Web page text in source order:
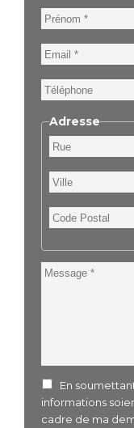
Prénom
Email
Téléphone
Adresse
Rue
Ville
Code
Postal
Message
En
informations
cadre de ma